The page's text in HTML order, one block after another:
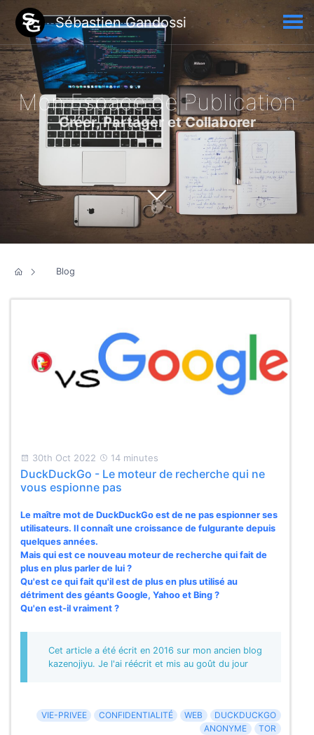
Sébastien Gandossi
Mon Espace de Publication
Créer, Partager et Collaborer
Blog
30th Oct 2022 14 minutes
DuckDuckGo - Le moteur de recherche qui ne
vous espionne pas
Le maître mot de DuckDuckGo est de ne pas espionner ses
utilisateurs. Il connaît une croissance de fulgurante depuis
quelques années.
Mais qui est ce nouveau moteur de recherche qui fait de
plus en plus parler de lui ?
Qu'est ce qui fait qu'il est de plus en plus utilisé au
détriment des géants Google, Yahoo et Bing ?
Qu'en est-il vraiment ?
Cet article a été écrit en 2016 sur mon ancien blog
kazenojiyu. Je l'ai réécrit et mis au goût du jour
VIE-PRIVEE CONFIDENTIALITÉ WEB
DUCKDUCKGO
ANONYME
TOR